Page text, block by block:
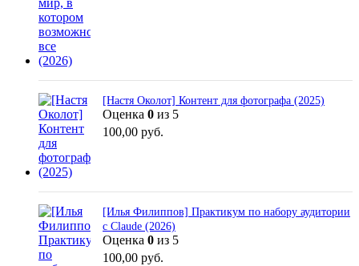
[Настя Околот] Контент для фотографа (2025)
Оценка 0 из 5
100,00 руб.
[Илья Филиппов] Практикум по набору аудитории
с Claude (2026)
Оценка 0 из 5
100,00 руб.